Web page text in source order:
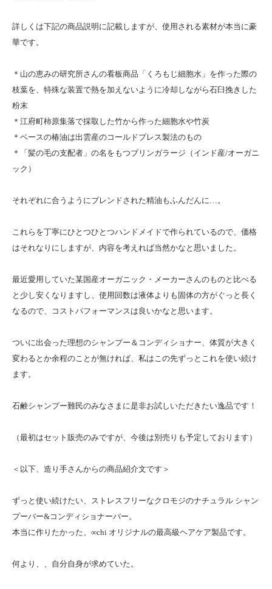
詳しくは下記の商品説明に記載しますが、使用される素材が本当に豪
華です。
＊山の恵みの研究所さんの看板商品「くろもじ細胞水」を作った際の
枝葉を、特殊な装置で熱を加えないように冷却しながら石臼挽きした
粉末
＊江府町柿原集落で採取した竹から作った細胞水や竹炭
＊ベースの椿油は出雲産のコールドプレス製法のもの
＊「髪の毛の支配者」の名をもつブリンガラージ（インド産/オーガニ
ック）
それぞれに合うようにブレンドされた精油もふんだんに…。
これらを丁寧にひとつひとつハンドメイドで作られているので、価格
はそれなりにしますが、内容を考えれば当然かなと思いました。
最近愛用していた某国産オーガニック・メーカーさんのものと比べる
と少し安くなりますし、使用回数は液体よりも固体の方がぐっと長く
なるので、コストパフォーマンスは良いかなと思います。
ついに出会った理想のシャンプー＆コンディショナー、体質が大きく
変わるとか余程のことが無ければ、私はこの先ずっとこれを使い続け
ます。
石鹸シャンプー難民のみなさまに是非お試しいただきたい逸品です！
（最初はセット販売のみですが、今後は別売りも予定しております）
＜以下、造り手さんからの商品紹介文です＞
ずっと使い続けたい、ストレスフリーなクロモジのナチュラル シャン
プーバー&コンディショナーバー。
本当に作りたかった、∞chi オリジナルの最高級ヘアケア製品です。
何より、、自分自身が求めていた。